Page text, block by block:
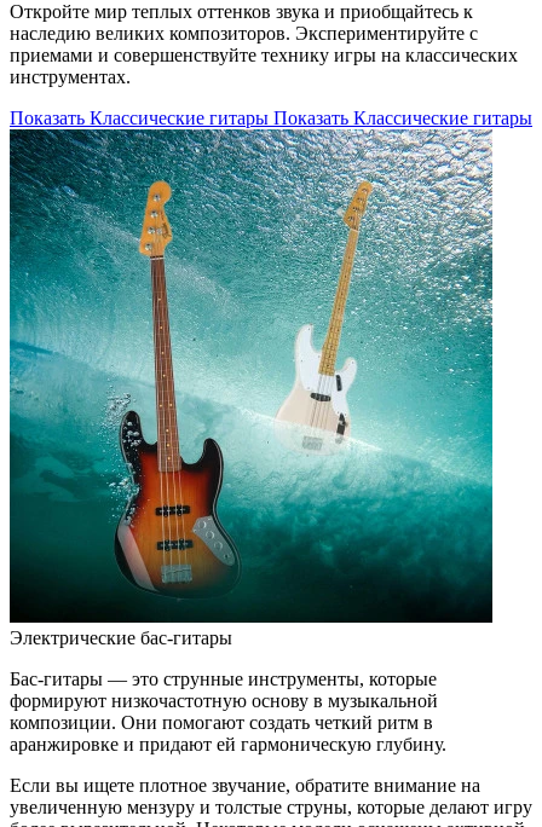
Откройте мир теплых оттенков звука и приобщайтесь к
наследию великих композиторов. Экспериментируйте с
приемами и совершенствуйте технику игры на классических
инструментах.
Показать Классические гитары Показать Классические гитары
Электрические бас-гитары
Бас-гитары — это струнные инструменты, которые
формируют низкочастотную основу в музыкальной
композиции. Они помогают создать четкий ритм в
аранжировке и придают ей гармоническую глубину.
Если вы ищете плотное звучание, обратите внимание на
увеличенную мензуру и толстые струны, которые делают игру